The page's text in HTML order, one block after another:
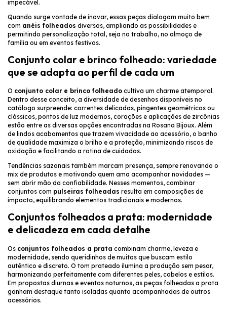
impecável.
Quando surge vontade de inovar, essas peças dialogam muito bem
com anéis folheados diversos, ampliando as possibilidades e
permitindo personalização total, seja no trabalho, no almoço de
família ou em eventos festivos.
Conjunto colar e brinco folheado: variedade
que se adapta ao perfil de cada um
O conjunto colar e brinco folheado cultiva um charme atemporal.
Dentro desse conceito, a diversidade de desenhos disponíveis no
catálogo surpreende: correntes delicadas, pingentes geométricos ou
clássicos, pontos de luz modernos, corações e aplicações de zircônias
estão entre as diversas opções encontradas na Rosana Bijoux. Além
de lindos acabamentos que trazem vivacidade ao acessório, o banho
de qualidade maximiza o brilho e a proteção, minimizando riscos de
oxidação e facilitando a rotina de cuidados.
Tendências sazonais também marcam presença, sempre renovando o
mix de produtos e motivando quem ama acompanhar novidades —
sem abrir mão da confiabilidade. Nesses momentos, combinar
conjuntos com pulseiras folheadas resulta em composições de
impacto, equilibrando elementos tradicionais e modernos.
Conjuntos folheados a prata: modernidade
e delicadeza em cada detalhe
Os conjuntos folheados a prata combinam charme, leveza e
modernidade, sendo queridinhos de muitos que buscam estilo
autêntico e discreto. O tom prateado ilumina a produção sem pesar,
harmonizando perfeitamente com diferentes peles, cabelos e estilos.
Em propostas diurnas e eventos noturnos, as peças folheadas a prata
ganham destaque tanto isoladas quanto acompanhadas de outros
acessórios.